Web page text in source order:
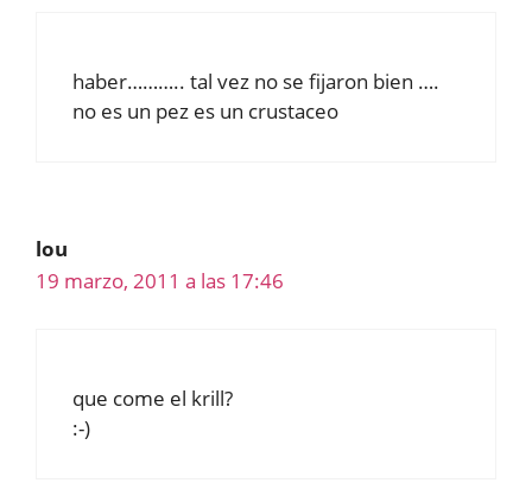
haber……….. tal vez no se fijaron bien ….
no es un pez es un crustaceo
lou
19 marzo, 2011 a las 17:46
que come el krill?
:-)